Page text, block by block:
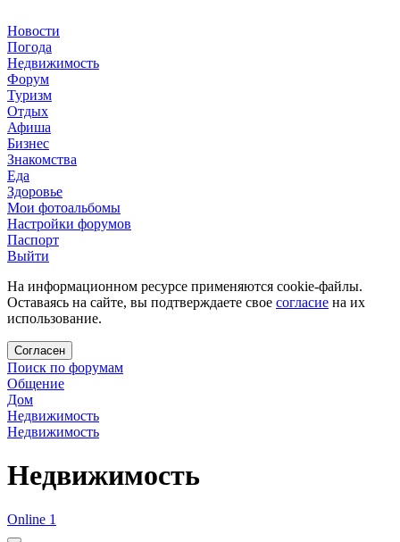
Новости
Погода
Недвижимость
Форум
Туризм
Отдых
Афиша
Бизнес
Знакомства
Еда
Здоровье
Мои фотоальбомы
Настройки форумов
Паспорт
Выйти
На информационном ресурсе применяются cookie-файлы.
Оставаясь на сайте, вы подтверждаете свое согласие на их
использование.
Согласен
Поиск по форумам
Общение
Дом
Недвижимость
Недвижимость
Недвижимость
Online 1